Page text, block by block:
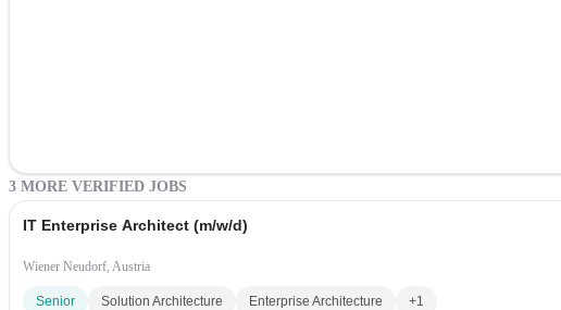
3 MORE VERIFIED JOBS
IT Enterprise Architect (m/w/d)
Wiener Neudorf, Austria
Senior Solution Architecture Enterprise Architecture +1